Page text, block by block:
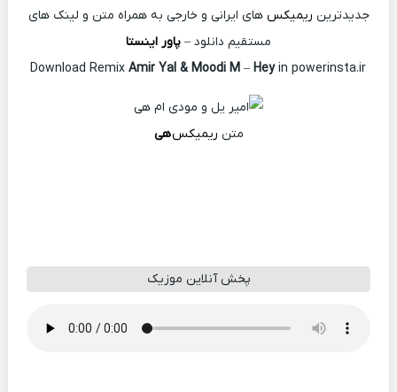
جدیدترین ریمیکس های ایرانی و خارجی به همراه متن و لینک های
مستقیم دانلود – پاور اینستا
Amir Yal & Moodi M – Heyin powerinsta.ir
متن ریمیکسهی
پخش آنلاین موزیک